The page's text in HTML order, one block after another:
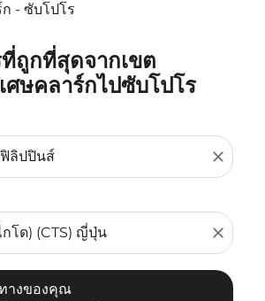
- ซับโปโร
ถูกที่สุดจากเขต
ศษคลาร์กไปซับโปโร
close
close
างของคุณ
งของคุณ (ต้นทางและ/หรือปลายทาง) หรื